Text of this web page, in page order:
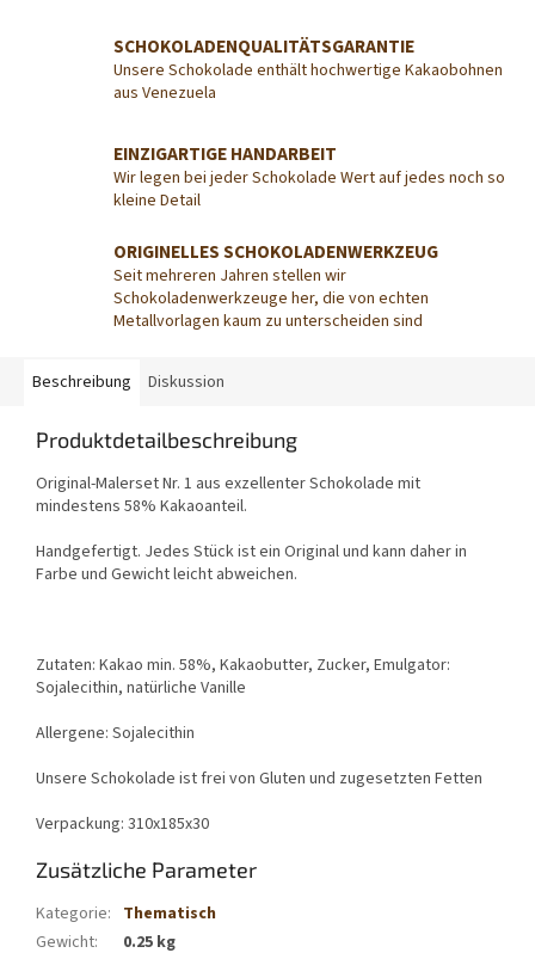
SCHOKOLADENQUALITÄTSGARANTIE
Unsere Schokolade enthält hochwertige Kakaobohnen
aus Venezuela
EINZIGARTIGE HANDARBEIT
Wir legen bei jeder Schokolade Wert auf jedes noch so
kleine Detail
ORIGINELLES SCHOKOLADENWERKZEUG
Seit mehreren Jahren stellen wir
Schokoladenwerkzeuge her, die von echten
Metallvorlagen kaum zu unterscheiden sind
Beschreibung Diskussion
Produktdetailbeschreibung
Original-Malerset Nr. 1 aus exzellenter Schokolade mit
mindestens 58% Kakaoanteil.
Handgefertigt. Jedes Stück ist ein Original und kann daher in
Farbe und Gewicht leicht abweichen.
Zutaten: Kakao min. 58%, Kakaobutter, Zucker, Emulgator:
Sojalecithin, natürliche Vanille
Allergene: Sojalecithin
Unsere Schokolade ist frei von Gluten und zugesetzten Fetten
Verpackung: 310x185x30
Zusätzliche Parameter
Kategorie: Thematisch
Gewicht: 0.25 kg